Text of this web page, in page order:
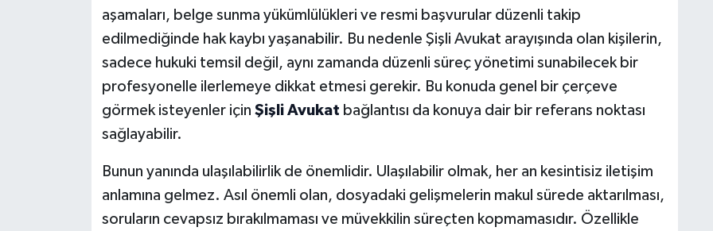
aşamaları, belge sunma yükümlülükleri ve resmi başvurular düzenli takip
edilmediğinde hak kaybı yaşanabilir. Bu nedenle Şişli Avukat arayışında olan kişilerin,
sadece hukuki temsil değil, aynı zamanda düzenli süreç yönetimi sunabilecek bir
profesyonelle ilerlemeye dikkat etmesi gerekir. Bu konuda genel bir çerçeve
görmek isteyenler için Şişli Avukat bağlantısı da konuya dair bir referans noktası
sağlayabilir.
Bunun yanında ulaşılabilirlik de önemlidir. Ulaşılabilir olmak, her an kesintisiz iletişim
anlamına gelmez. Asıl önemli olan, dosyadaki gelişmelerin makul sürede aktarılması,
soruların cevapsız bırakılmaması ve müvekkilin süreçten kopmamasıdır. Özellikle